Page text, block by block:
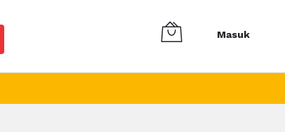
Masuk